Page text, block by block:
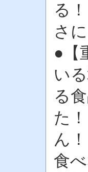
る
さ
●【
い
る
た
ん
食